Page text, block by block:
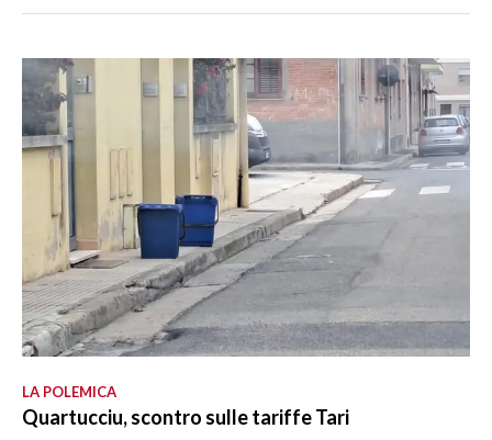
LA POLEMICA
Quartucciu, scontro sulle tariffe Tari